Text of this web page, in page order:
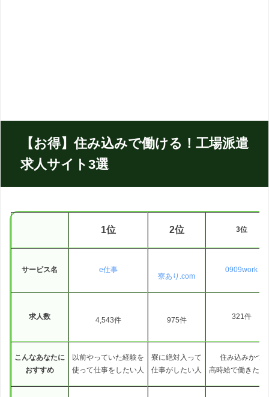
【お得】住み込みで働ける！工場派遣
求人サイト3選
1位 2位 3位
サービス名 e仕事
寮あり.com
0909work
求人数 4,543件 975件 321件
こんなあなたに
おすすめ
以前やっていた経験を
使って仕事をしたい人
寮に絶対入って
仕事がしたい人
住み込みかつ
高時給で働きたい